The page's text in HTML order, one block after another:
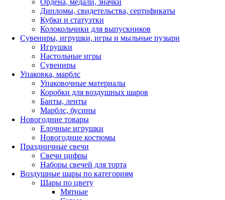
Дипломы, свидетельства, сертификаты
Кубки и статуэтки
Колокольчики для выпускников
Сувениры, игрушки, игры и мыльные пузыри
Игрушки
Настольные игры
Сувениры
Упаковка, марблс
Упаковочные материалы
Коробки для воздушных шаров
Банты, ленты
Марблс, бусины
Новогодние товары
Елочные игрушки
Новогодние костюмы
Праздничные свечи
Свечи цифры
Наборы свечей для торта
Воздушные шары по категориям
Шары по цвету
Мятные